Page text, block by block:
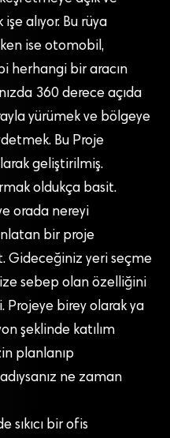
alıyor. Bu rüya
ise otomobil,
herhangi bir aracın
360 derece açıda
yürümek ve bölgeye
Bu Proje
geliştirilmiş.
oldukça basit.
orada nereyi
bir proje
Gideceğiniz yeri seçme
sebep olan özelliğini
birey olarak ya
şeklinde katılım
planlanıp
ne zaman
sıkıcı bir ofis